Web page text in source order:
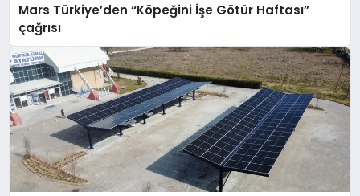
Mars Türkiye’den “Köpeğini İşe Götür Haftası”
çağrısı